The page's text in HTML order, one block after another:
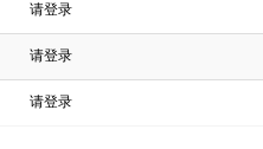
请登录
请登录
请登录